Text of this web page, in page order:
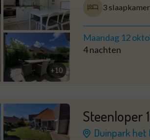
+10
3
Maandag 12
4 nachten
Steenloper
Duinpark het